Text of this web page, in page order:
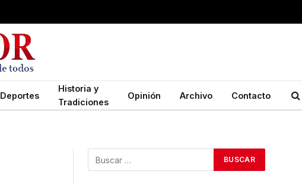
Deportes
Historia y
Tradiciones
Opinión Archivo Contacto